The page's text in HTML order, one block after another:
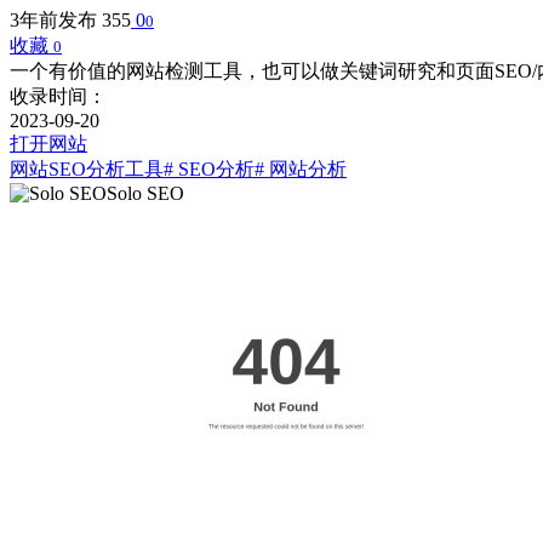
3年前发布 355 00
收藏 0
一个有价值的网站检测工具，也可以做关键词研究和页面SEO/
收录时间：
2023-09-20
打开网站
网站SEO分析工具# SEO分析# 网站分析
Solo SEO